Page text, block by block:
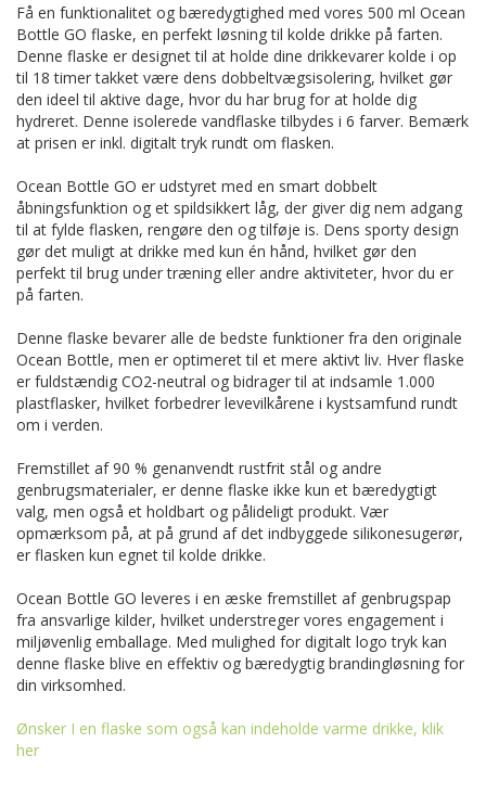
Få en funktionalitet og bæredygtighed med vores 500 ml Ocean
Bottle GO flaske, en perfekt løsning til kolde drikke på farten.
Denne flaske er designet til at holde dine drikkevarer kolde i op
til 18 timer takket være dens dobbeltvægsisolering, hvilket gør
den ideel til aktive dage, hvor du har brug for at holde dig
hydreret. Denne isolerede vandflaske tilbydes i 6 farver. Bemærk
at prisen er inkl. digitalt tryk rundt om flasken.
Ocean Bottle GO er udstyret med en smart dobbelt
åbningsfunktion og et spildsikkert låg, der giver dig nem adgang
til at fylde flasken, rengøre den og tilføje is. Dens sporty design
gør det muligt at drikke med kun én hånd, hvilket gør den
perfekt til brug under træning eller andre aktiviteter, hvor du er
på farten.
Denne flaske bevarer alle de bedste funktioner fra den originale
Ocean Bottle, men er optimeret til et mere aktivt liv. Hver flaske
er fuldstændig CO2-neutral og bidrager til at indsamle 1.000
plastflasker, hvilket forbedrer levevilkårene i kystsamfund rundt
om i verden.
Fremstillet af 90 % genanvendt rustfrit stål og andre
genbrugsmaterialer, er denne flaske ikke kun et bæredygtigt
valg, men også et holdbart og pålideligt produkt. Vær
opmærksom på, at på grund af det indbyggede silikonesugerør,
er flasken kun egnet til kolde drikke.
Ocean Bottle GO leveres i en æske fremstillet af genbrugspap
fra ansvarlige kilder, hvilket understreger vores engagement i
miljøvenlig emballage. Med mulighed for digitalt logo tryk kan
denne flaske blive en effektiv og bæredygtig brandingløsning for
din virksomhed.
Ønsker I en flaske som også kan indeholde varme drikke, klik
her